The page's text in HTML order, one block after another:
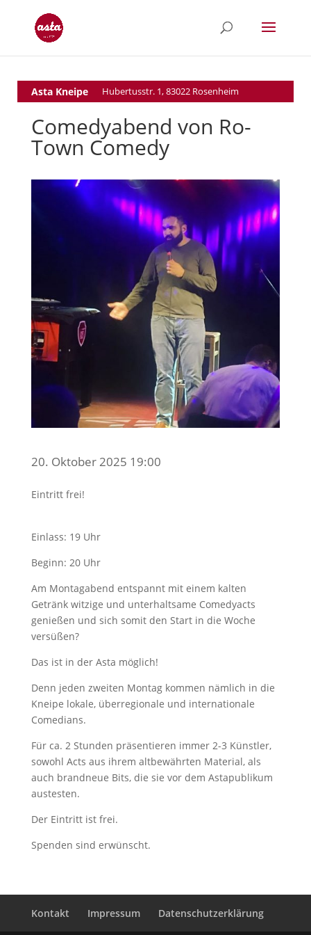
Asta Kneipe Hubertusstr. 1, 83022 Rosenheim
Comedyabend von Ro-
Town Comedy
20. Oktober 2025 19:00
Eintritt frei!
Einlass: 19 Uhr
Beginn: 20 Uhr
Am Montagabend entspannt mit einem kalten
Getränk witzige und unterhaltsame Comedyacts
genießen und sich somit den Start in die Woche
versüßen?
Das ist in der Asta möglich!
Denn jeden zweiten Montag kommen nämlich in die
Kneipe lokale, überregionale und internationale
Comedians.
Für ca. 2 Stunden präsentieren immer 2-3 Künstler,
sowohl Acts aus ihrem altbewährten Material, als
auch brandneue Bits, die sie vor dem Astapublikum
austesten.
Der Eintritt ist frei.
Spenden sind erwünscht.
Kontakt Impressum Datenschutzerklärung